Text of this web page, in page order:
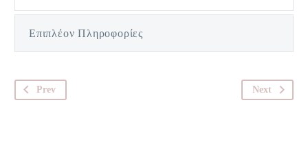
Επιπλέον Πληροφορίες
Prev Next